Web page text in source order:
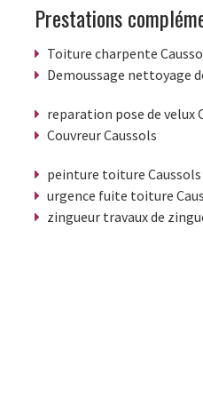
Prestations
Toiture charpente
Demoussage nettoyage
reparation pose de velux
Couvreur Caussols
peinture toiture Caussols
urgence fuite toiture
zingueur travaux de